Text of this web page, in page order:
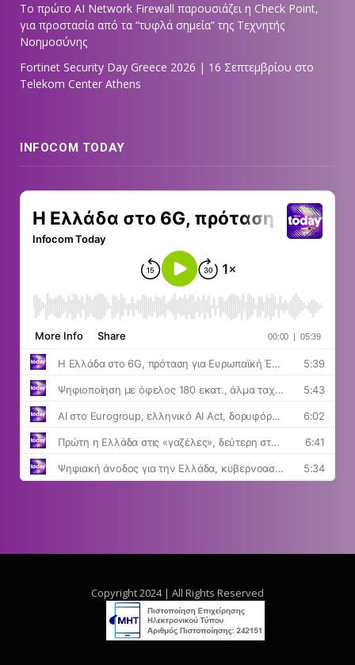
Tο πρώτο AI Network Firewall παρουσιάζει η Check Point,
για προστασία από τα “τυφλά σημεία” της Τεχνητής
Νοημοσύνης
Fortinet Security Day Greece 2026 | 16 Σεπτεμβρίου στο
Telekom Center Athens
INFOCOM TODAY
Copyright 2024 | All Rights Reserved